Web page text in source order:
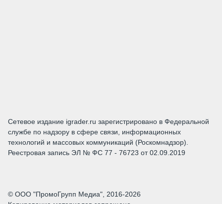
Сетевое издание igrader.ru зарегистрировано в Федеральной
службе по надзору в сфере связи, информационных
технологий и массовых коммуникаций (Роскомнадзор).
Реестровая запись ЭЛ № ФС 77 - 76723 от 02.09.2019
© ООО "ПромоГрупп Медиа", 2016-2026